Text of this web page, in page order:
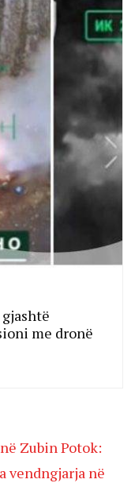
me dronë
Zubin Potok:
vendngjarja në